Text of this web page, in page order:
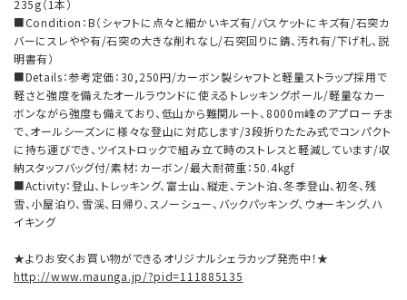
235g（1本）
■Condition：B（シャフトに点々と細かいキズ有/バスケットにキズ有/石突カ
バーにスレやや有/石突の大きな削れなし/石突回りに錆、汚れ有/下げ札、説
明書有）
■Details：参考定価：30,250円/カーボン製シャフトと軽量ストラップ採用で
軽さと強度を備えたオールラウンドに使えるトレッキングポール/軽量なカー
ボンながら強度も備えており、低山から難関ルート、8000m峰のアプローチま
で、オールシーズンに様々な登山に対応します/3段折りたたみ式でコンパクト
に持ち運びでき、ツイストロックで組み立て時のストレスと軽減しています/収
納スタッフバッグ付/素材：カーボン/最大耐荷重：50.4kgf
■Activity：登山、トレッキング、富士山、縦走、テント泊、冬季登山、初冬、残
雪、小屋泊り、雪渓、日帰り、スノーシュー、バックパッキング、ウォーキング、ハ
イキング
★よりお安くお買い物ができるオリジナルシェラカップ発売中！★
http://www.maunga.jp/?pid=111885135